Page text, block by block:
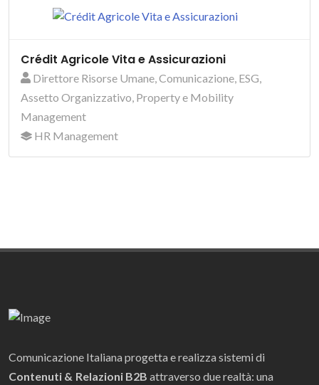
Crédit Agricole Vita e Assicurazioni
Direttore Risorse Umane, Comunicazione, ESG,
Assetto Organizzativo, Property e Mobility
Management
HR Management
Comunicazione Italiana progetta e realizza sistemi di
Contenuti & Relazioni B2B attraverso due realtà: una